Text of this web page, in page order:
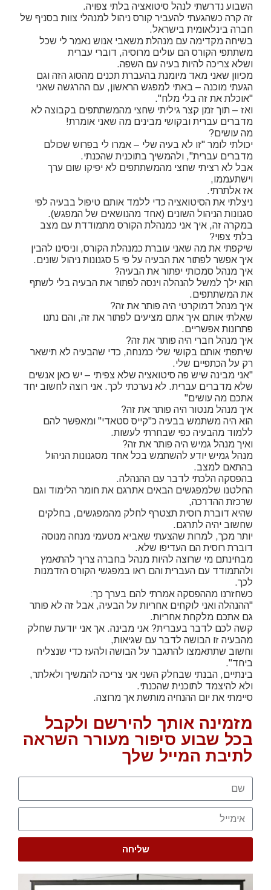
השבוע נדרשתי לנהל סיטואציה בלתי צפויה.
זה קרה כשהגעתי להעביר קורס ניהול למנהלי צוות בסניף של
חברה בינלאומית בישראל.
בשיחה מקדימה עם מנהלת משאבי אנוש נאמר לי שכל
משתתפי הקורס הם עולים מרוסיה, דוברי עברית
ושלא צריכה להיות בעיה עם השפה.
מכיוון שאני מאד מיומנת בהעברת תכנים מהסוג הזה וגם
הגעתי מוכנה – באתי למפגש הראשון, עם ההרגשה שאני
"אוכלת את זה בלי מלח".
ואז – תוך זמן קצר גיליתי שחצי מהמשתתפים בקבוצה לא
מדברים עברית ובקושי מבינים מה שאני אומרת!
מה עושים?
יכולתי לומר "זו לא בעיה שלי – אמרו לי בפרוש שכולם
מדברים עברית", ולהמשיך בתוכנית שהכנתי.
אבל לא רציתי שחצי מהמשתתפים לא יפיקו שום ערך
וישתעממו,
אז אלתרתי.
ניצלתי את הסיטואציה כדי ללמד אותם טיפול בבעיה לפי
סגנונות הניהול השונים (אחד מהנושאים של המפגש).
במקרה זה, איך אני כמנהלת הקורס מתמודדת עם מצב
בלתי צפוי?
שיקפתי את מה שאני עוברת כמנהלת הקורס, וניסינו להבין
איך אפשר לפתור את הבעיה על פי 5 סגנונות ניהול שונים.
איך מנהל סמכותי יפתור את הבעיה?
הוא ילך למשל להנהלה וינסה לפתור את הבעיה בלי לשתף
את המשתתפים.
איך מנהל דמוקרטי היה פותר את זה?
שאלתי אותם איך אתם מציעים לפתור את זה, והם נתנו
פתרונות אפשריים.
איך מנהל חברי היה פותר את זה?
שיתפתי אותם בקושי שלי כמנחה, כדי שהבעיה לא תישאר
רק על הכתפיים שלי.
"אני מבינה שיש פה סיטואציה שלא צפיתי – יש כאן אנשים
שלא מדברים עברית. לא נערכתי לכך. אני רוצה לחשוב יחד
אתכם מה עושים"
איך מנהל מנטור היה פותר את זה?
הוא היה משתמש בבעיה כ"קייס סטאדי" ומאפשר להם
ללמוד מהבעיה כפי שבחרתי לעשות.
ואיך מנהל גמיש היה פותר את זה?
מנהל גמיש יודע להשתמש בכל אחד מסגנונות הניהול
בהתאם למצב.
בהפסקה הלכתי לדבר עם ההנהלה.
החלטנו שלמפגשים הבאים אתרגם את חומר הלימוד וגם
שרכזת ההדרכה,
שהיא דוברת רוסית תצטרף לחלק מהמפגשים, בחלקים
שחשוב יהיה לתרגם.
יותר מכך, למרות שהצעתי שאביא מטעמי מנחה מנוסה
דוברת רוסית הם העדיפו שלא.
מבחינתם מי שרוצה להיות מנהל בחברה צריך להתאמץ
ולהתמודד עם העברית והם ראו במפגשי הקורס הזדמנות
לכך.
כשחזרנו מההפסקה אמרתי להם בערך כך:
"ההנהלה ואני לוקחים אחריות על הבעיה, אבל זה לא פותר
גם אתכם מלקחת אחריות.
קשה לכם לדבר בעברית? אני מבינה. אך אני יודעת שחלק
מהבעיה זו הבושה לדבר עם שגיאות,
וחשוב שתתאמצו להתגבר על הבושה ולהעז כדי שנצליח
ביחד".
בינתיים, הבנתי שבחלק השני אני צריכה להמשיך ולאלתר,
ולא להיצמד לתוכנית שהכנתי.
סיימתי את יום ההנחיה מותשת אך מרוצה.
מזמינה אותך להירשם ולקבל
בכל שבוע סיפור מעורר השראה
לתיבת המייל שלך
שליחה